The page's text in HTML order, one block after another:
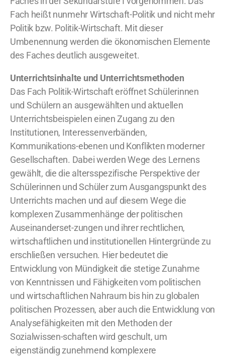
Fach heißt nunmehr Wirtschaft-Politik und nicht mehr
Politik bzw. Politik-Wirtschaft. Mit dieser
Umbenennung werden die ökonomischen Elemente
des Faches deutlich ausgeweitet.
Unterrichtsinhalte und Unterrichtsmethoden
Das Fach Politik-Wirtschaft eröffnet Schülerinnen
und Schülern an ausgewählten und aktuellen
Unterrichtsbeispielen einen Zugang zu den
Institutionen, Interessenverbänden,
Kommunikations-ebenen und Konflikten moderner
Gesellschaften. Dabei werden Wege des Lernens
gewählt, die die altersspezifische Perspektive der
Schülerinnen und Schüler zum Ausgangspunkt des
Unterrichts machen und auf diesem Wege die
komplexen Zusammenhänge der politischen
Auseinanderset-zungen und ihrer rechtlichen,
wirtschaftlichen und institutionellen Hintergründe zu
erschließen versuchen. Hier bedeutet die
Entwicklung von Mündigkeit die stetige Zunahme
von Kenntnissen und Fähigkeiten vom politischen
und wirtschaftlichen Nahraum bis hin zu globalen
politischen Prozessen, aber auch die Entwicklung von
Analysefähigkeiten mit den Methoden der
Sozialwissen-schaften wird geschult, um
eigenständig zunehmend komplexere